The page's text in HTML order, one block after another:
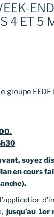
4 ET 5
groupe EEDF
soyez
en cours
l’application
jusqu’au 1er